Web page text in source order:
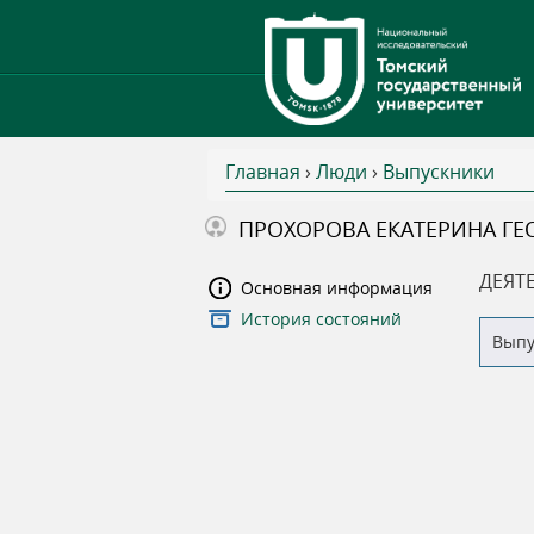
В
ы
з
Главная › Люди › Выпускники
ПРОХОРОВА ЕКАТЕРИНА
Основная информация
История состояний